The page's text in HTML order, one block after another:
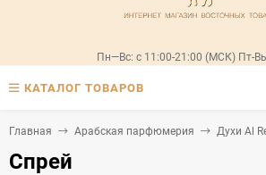
Пн—Вс: с 11:00-21:00 (МСК) Пт-
КАТАЛОГ ТОВАРОВ
Главная Арабская парфюмерия Духи Al
Спрей